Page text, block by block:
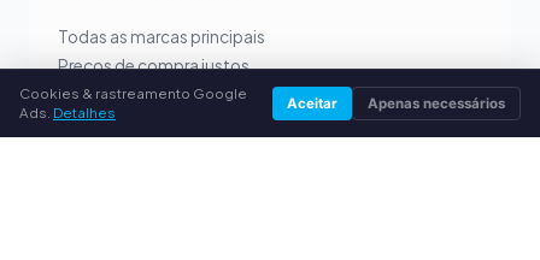
Todas as marcas principais
Preços de compra justos
Pagamento antecipado por PayPal
Aconselhamento personalizado
Cookies & rastreamento Google
Ads. Detalhes Aceitar Apenas necessários